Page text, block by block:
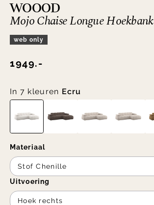
WOOOD
Mojo Chaise Longue Hoekbank
web only
1949.-
In 7 kleuren Ecru
Materiaal
Stof Chenille
Uitvoering
Hoek rechts